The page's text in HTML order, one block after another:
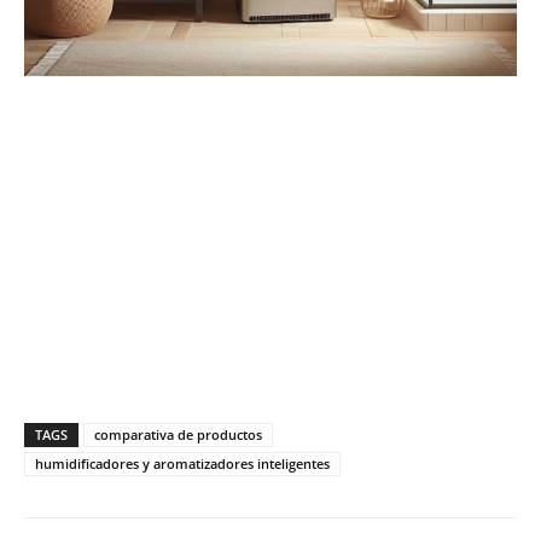
TAGS
comparativa de productos
humidificadores y aromatizadores inteligentes